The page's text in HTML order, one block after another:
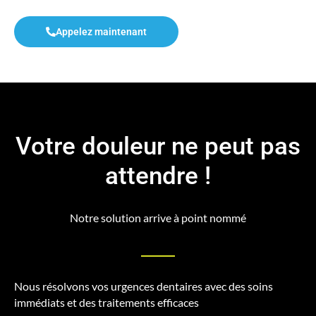
Appelez maintenant
Votre douleur ne peut pas
attendre !
Notre solution arrive à point nommé
Nous résolvons vos urgences dentaires avec des soins
immédiats et des traitements efficaces